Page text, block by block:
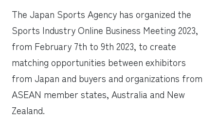
The Japan Sports Agency has organized the
Sports Industry Online Business Meeting 2023,
from February 7th to 9th 2023, to create
matching opportunities between exhibitors
from Japan and buyers and organizations from
ASEAN member states, Australia and New
Zealand.